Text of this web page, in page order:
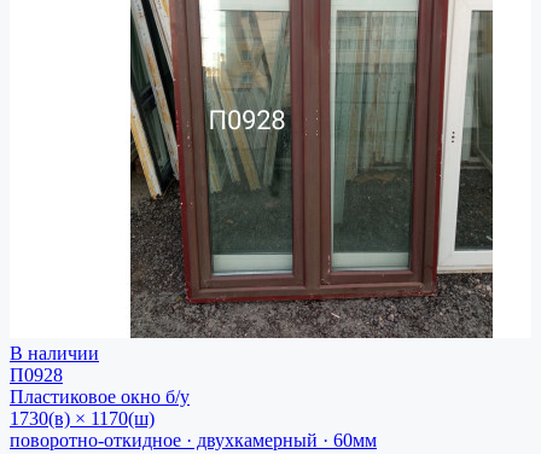
В наличии
П0928
Пластиковое окно б/у
1730(в) × 1170(ш)
поворотно-откидное · двухкамерный · 60мм